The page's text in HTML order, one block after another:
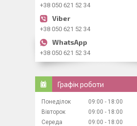
+38 050 621 52 34
+38 050 621 52 34
+38 050 621 52 34
Графік роботи
Понеділок 09:00
18:00
Вівторок
09:00
18:00
Середа
09:00
18:00